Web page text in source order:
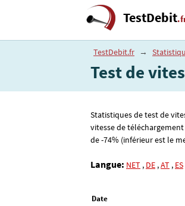
TestDebit
TestDebit.fr →
Test de
Statistiques de test de
vitesse de
de -74% (inférieur est le
Langue: NET , DE ,AT , ES
Date